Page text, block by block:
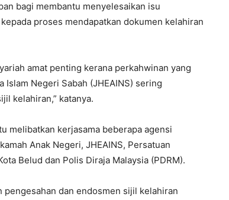
bagi membantu menyelesaikan isu
proses mendapatkan dokumen kelahiran
amat penting kerana perkahwinan yang
Islam Negeri Sabah (JHEAINS) sering
kelahiran,” katanya.
melibatkan kerjasama beberapa agensi
Anak Negeri, JHEAINS, Persatuan
Belud dan Polis Diraja Malaysia (PDRM).
dan endosmen sijil kelahiran